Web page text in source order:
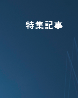
特集記事